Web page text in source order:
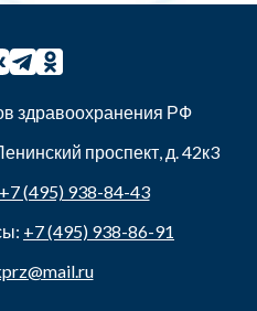
здравоохранения РФ
проспект, д. 42к3
+7 (495) 938-84-43
+7 (495) 938-86-91